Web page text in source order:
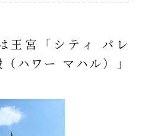
王宮「シティ パレ
ハワー マハル）」